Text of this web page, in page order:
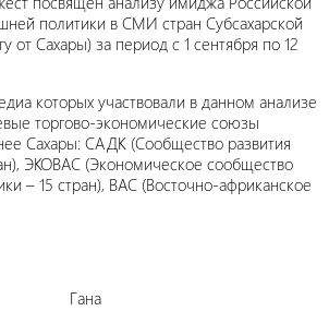
политики в СМИ стран Субсахарской
от Сахары) за период с 1 сентября по 12
которых участвовали в данном анализе
торгово-экономические союзы
Сахары: САДК (Сообщество развития
ЭКОВАС (Экономическое сообщество
– 15 стран), ВАС (Восточно-африканское
Гана